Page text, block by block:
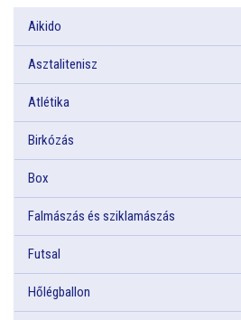
Aikido
Asztalitenisz
Atlétika
Birkózás
Box
Falmászás és sziklamászás
Futsal
Hőlégballon